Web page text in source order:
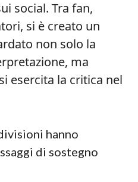
social. Tra fan,
si è creato un
non solo la
ma
esercita la critica nel
hanno
di sostegno